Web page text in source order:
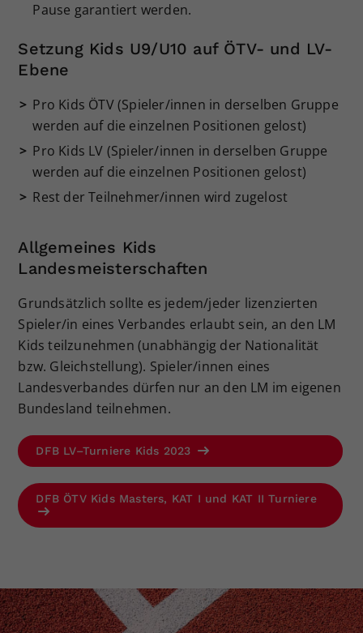
Pause garantiert werden.
Setzung Kids U9/U10 auf ÖTV- und LV-
Ebene
Pro Kids ÖTV (Spieler/innen in derselben Gruppe
werden auf die einzelnen Positionen gelost)
Pro Kids LV (Spieler/innen in derselben Gruppe
werden auf die einzelnen Positionen gelost)
Rest der Teilnehmer/innen wird zugelost
Allgemeines Kids
Landesmeisterschaften
Grundsätzlich sollte es jedem/jeder lizenzierten
Spieler/in eines Verbandes erlaubt sein, an den LM
Kids teilzunehmen (unabhängig der Nationalität
bzw. Gleichstellung). Spieler/innen eines
Landesverbandes dürfen nur an den LM im eigenen
Bundesland teilnehmen.
DFB LV–Turniere Kids 2023
DFB ÖTV Kids Masters, KAT I und KAT II Turniere